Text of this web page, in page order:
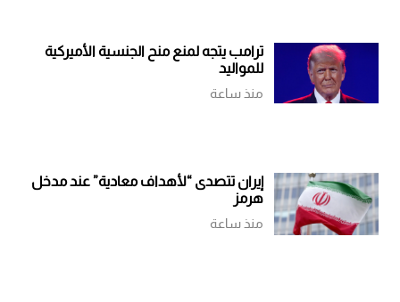
ترامب يتجه لمنع منح الجنسية الأميركية
للمواليد
منذ ساعة
إيران تتصدى “لأهداف معادية” عند مدخل
هرمز
منذ ساعة